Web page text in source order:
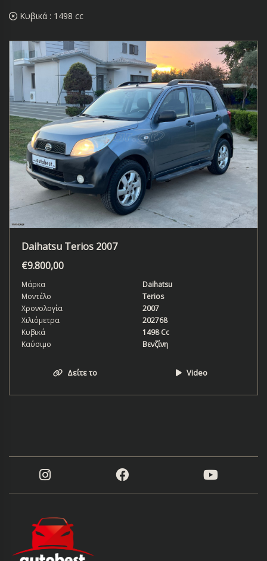
Κυβικά : 1498 cc
Daihatsu Terios 2007
€9.800,00
Μάρκα
Daihatsu
Μοντέλο
Terios
Χρονολογία
2007
Χιλιόμετρα
202768
Κυβικά
1498 Cc
Καύσιμο
Βενζίνη
Δείτε το Video